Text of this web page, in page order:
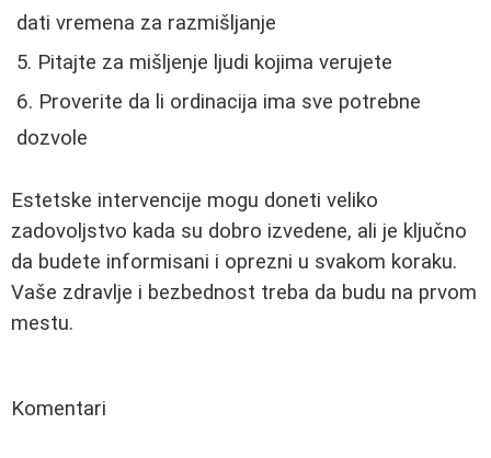
dati vremena za razmišljanje
Pitajte za mišljenje ljudi kojima verujete
Proverite da li ordinacija ima sve potrebne
dozvole
Estetske intervencije mogu doneti veliko
zadovoljstvo kada su dobro izvedene, ali je ključno
da budete informisani i oprezni u svakom koraku.
Vaše zdravlje i bezbednost treba da budu na prvom
mestu.
Komentari